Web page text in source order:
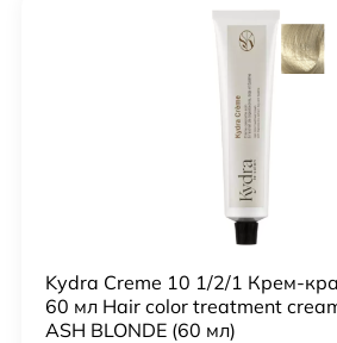
Kydra Creme 10 1/2/1 Крем-
60 мл Hair color treatment
ASH BLONDE (60 мл)